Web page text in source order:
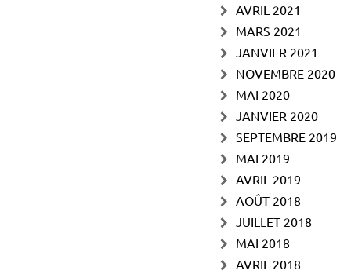
AVRIL 2021
MARS 2021
JANVIER 2021
NOVEMBRE 2020
MAI 2020
JANVIER 2020
SEPTEMBRE 2019
MAI 2019
AVRIL 2019
AOÛT 2018
JUILLET 2018
MAI 2018
AVRIL 2018